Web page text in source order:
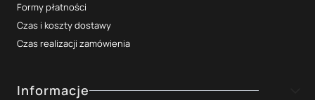
Formy płatności
Czas i koszty dostawy
Czas realizacji zamówienia
Informacje